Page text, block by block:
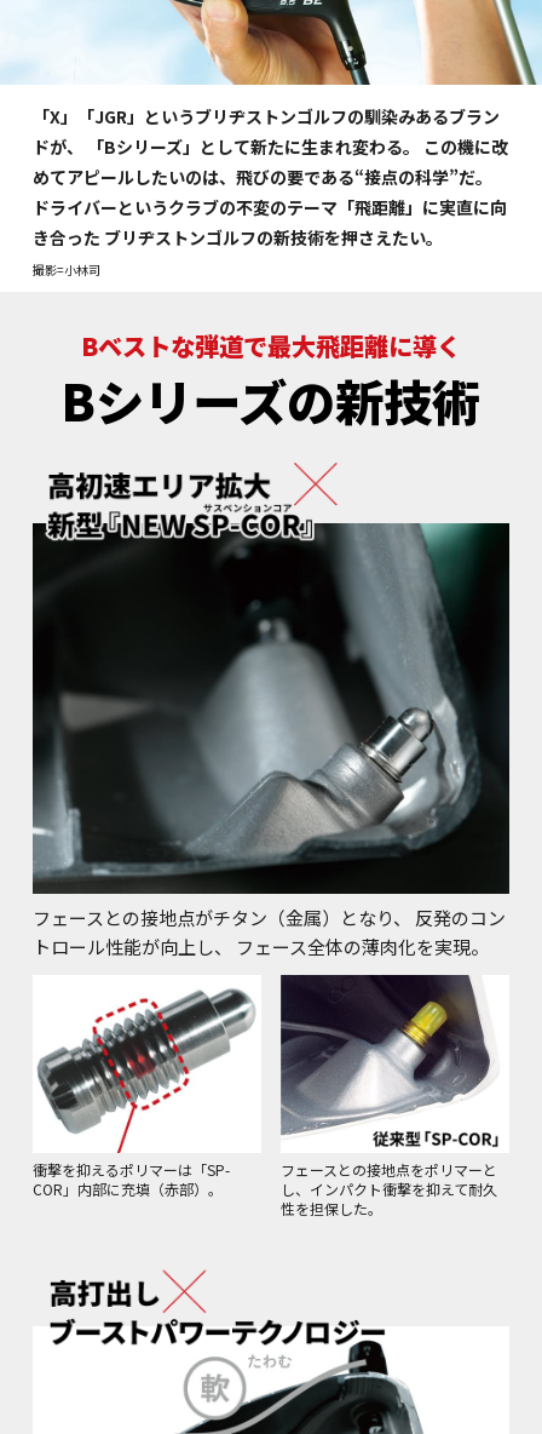
「X」「JGR」というブリヂストンゴルフの馴染みあるブラン
ドが、
「Bシリーズ」として新たに生まれ変わる。
この機に改
めてアピールしたいのは、飛びの要である“接点の科学”だ。
ドライバーというクラブの不変のテーマ「飛距離」に実直に向
き合った ブリヂストンゴルフの新技術を押さえたい。
撮影=小林司
Bベストな弾道で最大飛距離に導く
Bシリーズの新技術
フェースとの接地点がチタン（金属）となり、 反発のコン
トロール性能が向上し、
フェース全体の薄肉化を実現。
衝撃を抑えるポリマーは「SP-
COR」内部に充填（赤部）。
フェースとの接地点をポリマーと
し、インパクト衝撃を抑えて耐久
性を担保した。